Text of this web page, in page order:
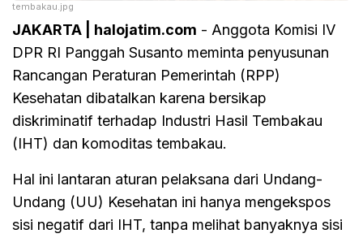
tembakau.jpg
JAKARTA | halojatim.com - Anggota Komisi IV
DPR RI Panggah Susanto meminta penyusunan
Rancangan Peraturan Pemerintah (RPP)
Kesehatan dibatalkan karena bersikap
diskriminatif terhadap Industri Hasil Tembakau
(IHT) dan komoditas tembakau.
Hal ini lantaran aturan pelaksana dari Undang-
Undang (UU) Kesehatan ini hanya mengekspos
sisi negatif dari IHT, tanpa melihat banyaknya sisi